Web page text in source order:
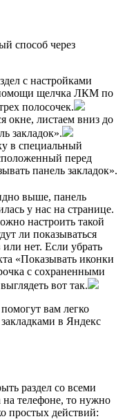
способ через
с настройками
щелчка ЛКМ по
полосочек.
окне, листаем вниз до
закладок».
в специальный
перед
панель закладок».
выше, панель
у нас на странице.
настроить такой
ли показываться
нет. Если убрать
«Показывать иконки
с сохраненными
вот так.
вам легко
в Яндекс
раздел со всеми
на телефоне, то нужно
простых действий: